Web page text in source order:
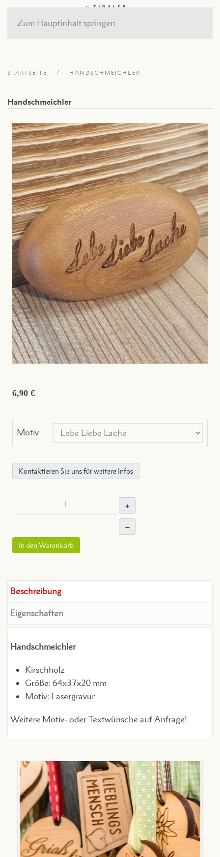
Zum Hauptinhalt springen
STARTSEITE HANDSCHMEICHLER
Handschmeichler
6,90 €
Motiv
Kontaktieren Sie uns für weitere Infos
+
–
In den Warenkorb
Beschreibung
Eigenschaften
Handschmeichler
Kirschholz
Größe: 64x37x20 mm
Motiv: Lasergravur
Weitere Motiv- oder Textwünsche auf Anfrage!